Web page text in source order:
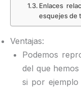
Enlaces
esquejes de
Ventajas:
Podemos
del que
si por